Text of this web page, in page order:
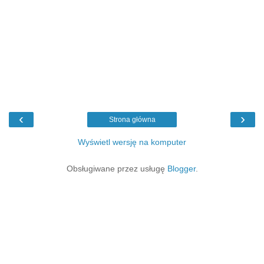
‹ ›
Strona główna
Wyświetl wersję na komputer
Obsługiwane przez usługę Blogger.